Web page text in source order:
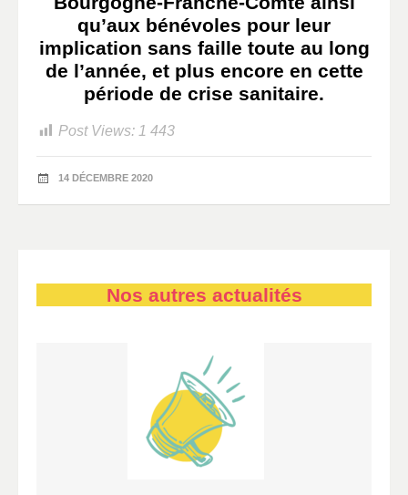
qu’aux bénévoles pour leur
implication sans faille toute au long
de l’année, et plus encore en cette
période de crise sanitaire.
Post Views: 1 443
14 DÉCEMBRE 2020
Nos autres actualités